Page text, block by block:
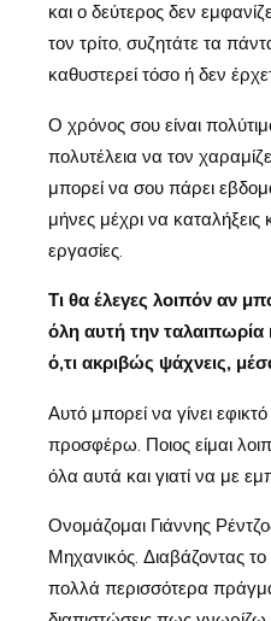
και ο δεύτερος δεν
τον τρίτο, συζητάτε τα
καθυστερεί τόσο ή δεν
Ο χρόνος σου είναι
πολυτέλεια να τον
μπορεί να σου πάρει
μήνες μέχρι να καταλήξεις
εργασίες.
Τι θα έλεγες λοιπόν αν
όλη αυτή την ταλαιπωρία
ό,τι ακριβώς ψάχνεις,
Αυτό μπορεί να γίνει
προσφέρω. Ποιος είμαι
όλα αυτά και γιατί να με
Ονομάζομαι Γιάννης
Μηχανικός. Διαβάζοντας
πολλά περισσότερα